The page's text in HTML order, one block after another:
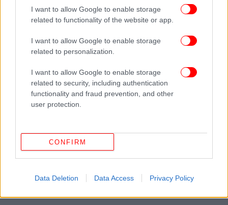
I want to allow Google to enable storage
related to functionality of the website or app.
I want to allow Google to enable storage
related to personalization.
I want to allow Google to enable storage
related to security, including authentication
functionality and fraud prevention, and other
user protection.
CONFIRM
Data Deletion Data Access Privacy Policy
17/06/2025 23:41
Κάγια Κάλας στο Ευρωκοινοβούλιο για Γάζα: Η
επιδεινώνεται